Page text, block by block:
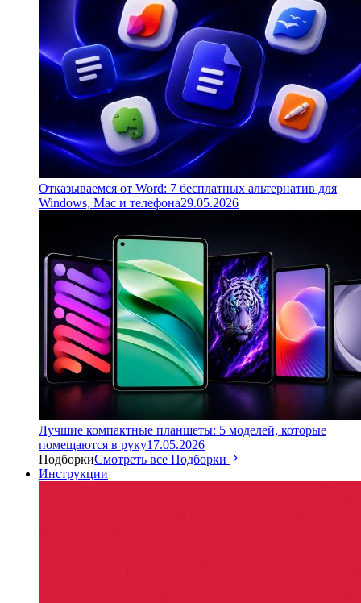
Отказываемся от Word: 7 бесплатных альтернатив для
Windows, Mac и телефона29.05.2026
Лучшие компактные планшеты: 5 моделей, которые
помещаются в руку17.05.2026
ПодборкиСмотреть все Подборки
Инструкции